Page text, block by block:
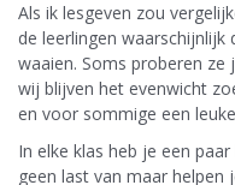
Als ik lesgeven zou
de leerlingen waarschijnlijk
waaien. Soms proberen
wij blijven het evenwicht
en voor sommige een
In elke klas heb je een
geen last van maar